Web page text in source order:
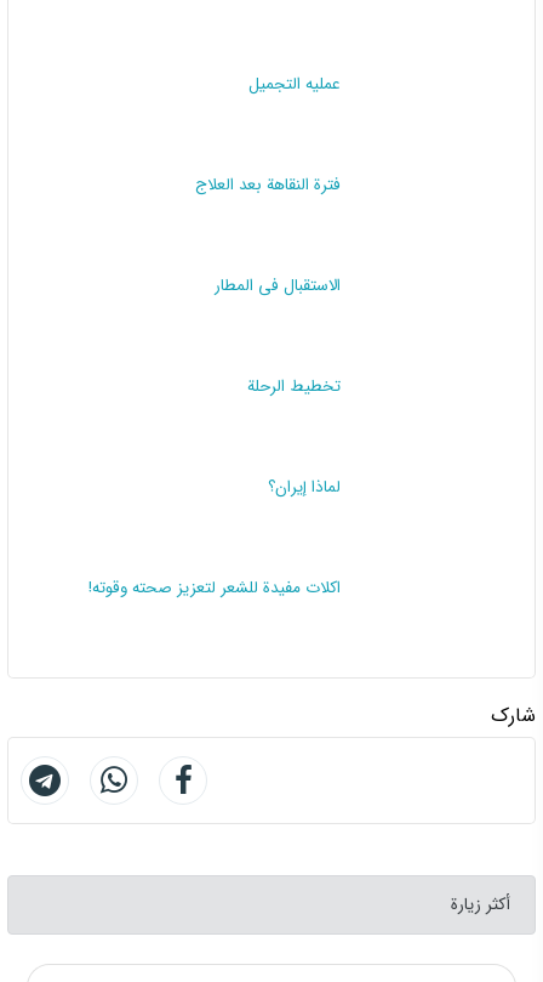
عملیه التجمیل
الاستقبال في المطار
تخطيط الرحلة
لماذا إيران؟
اكلات مفيدة للشعر لتعزيز صحته وقوته!
شارك
أكثر زيارة